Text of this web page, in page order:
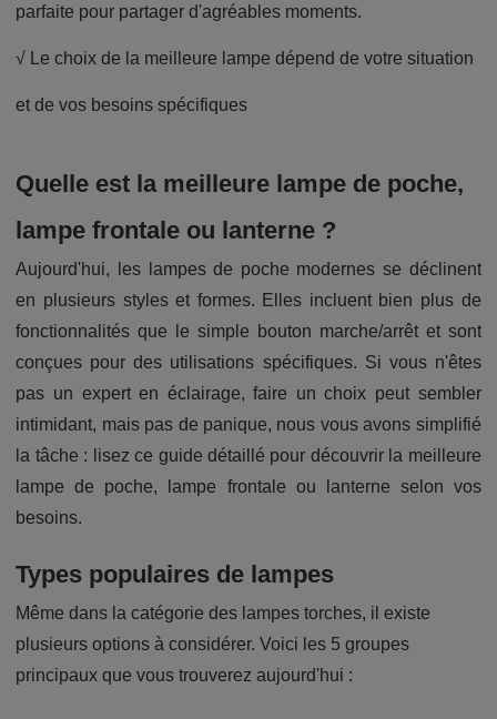
parfaite pour partager d'agréables moments.
√ Le choix de la meilleure lampe dépend de votre situation
et de vos besoins spécifiques
Quelle est la meilleure lampe de poche,
lampe frontale ou lanterne ?
Aujourd'hui, les lampes de poche modernes se déclinent
en plusieurs styles et formes. Elles incluent bien plus de
fonctionnalités que le simple bouton marche/arrêt et sont
conçues pour des utilisations spécifiques. Si vous n'êtes
pas un expert en éclairage, faire un choix peut sembler
intimidant, mais pas de panique, nous vous avons simplifié
la tâche : lisez ce guide détaillé pour découvrir la meilleure
lampe de poche, lampe frontale ou lanterne selon vos
besoins.
Types populaires de lampes
Même dans la catégorie des lampes torches, il existe
plusieurs options à considérer. Voici les 5 groupes
principaux que vous trouverez aujourd'hui :